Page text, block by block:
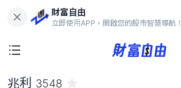
財富自由
立即使用APP，開啟您的股市智慧導航！
76.10
-1.29%
兆利 3548